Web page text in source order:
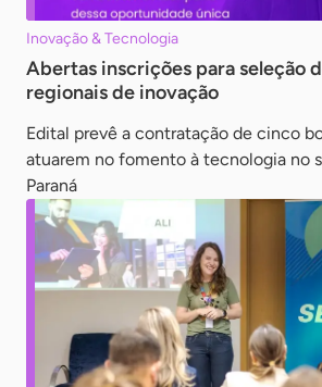
Inovação & Tecnologia
Abertas inscrições para seleção
regionais de inovação
Edital prevê a contratação de cinco
atuarem no fomento à tecnologia no
Paraná